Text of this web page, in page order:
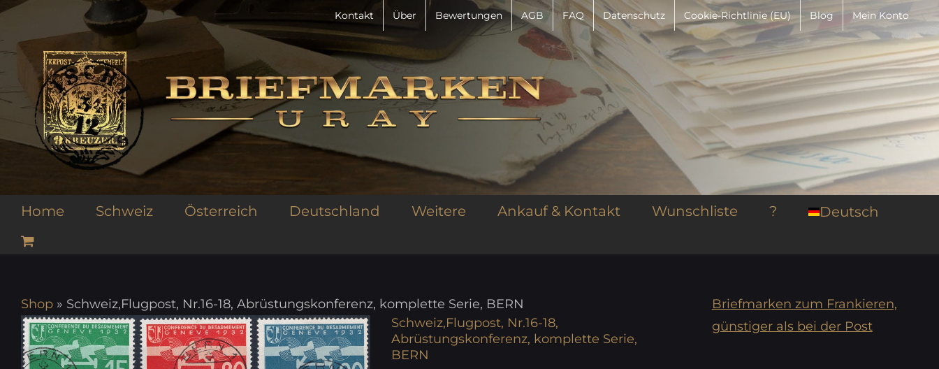
Zum
springen
Kontakt Über Bewertungen AGB FAQ Datenschutz Cookie-Richtlinie (EU) Blog Mein Konto
Home Schweiz Österreich Deutschland Weitere Ankauf & Kontakt Wunschliste ? Deutsch
Shop » Schweiz,Flugpost, Nr.16-18, Abrüstungskonferenz, komplette Serie, BERN
Schweiz,Flugpost, Nr.16-18,
Abrüstungskonferenz, komplette Serie,
BERN
Briefmarken zum Frankieren,
günstiger als bei der Post